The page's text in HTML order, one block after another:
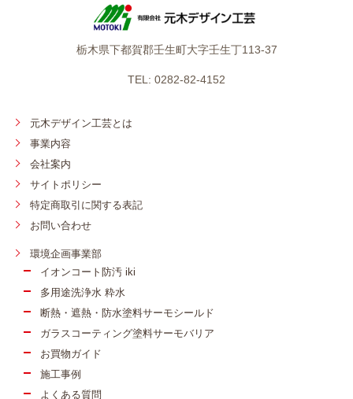
栃木県下都賀郡壬生町大字壬生丁113-37
TEL: 0282-82-4152
元木デザイン工芸とは
事業内容
会社案内
サイトポリシー
特定商取引に関する表記
お問い合わせ
環境企画事業部
イオンコート防汚 iki
多用途洗浄水 粋水
断熱・遮熱・防水塗料サーモシールド
ガラスコーティング塗料サーモバリア
お買物ガイド
施工事例
よくある質問